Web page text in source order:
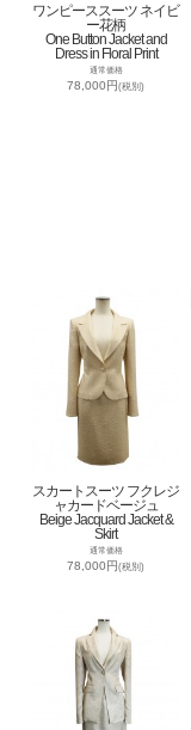
ワンピーススーツ ネイビ
ー花柄
One Button Jacket and
Dress in Floral Print
通常価格
78,000円(税別)
スカートスーツ フクレジ
ャカードベージュ
Beige Jacquard Jacket &
Skirt
通常価格
78,000円(税別)